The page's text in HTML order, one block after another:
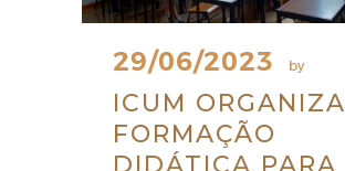
29/06/2023 by
ICUM ORGANIZA
FORMAÇÃO
DIDÁTICA PARA